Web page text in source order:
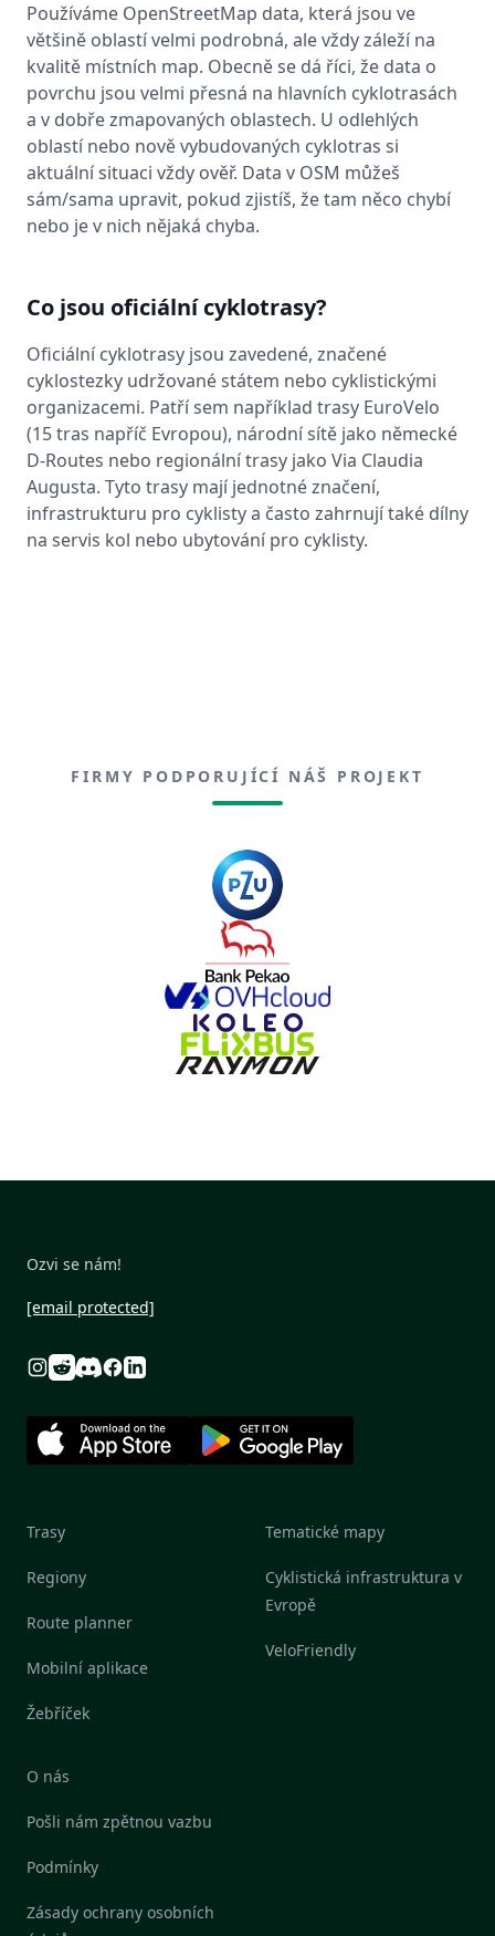
Používáme OpenStreetMap data, která jsou ve
většině oblastí velmi podrobná, ale vždy záleží na
kvalitě místních map. Obecně se dá říci, že data o
povrchu jsou velmi přesná na hlavních cyklotrasách
a v dobře zmapovaných oblastech. U odlehlých
oblastí nebo nově vybudovaných cyklotras si
aktuální situaci vždy ověř. Data v OSM můžeš
sám/sama upravit, pokud zjistíš, že tam něco chybí
nebo je v nich nějaká chyba.
Co jsou oficiální cyklotrasy?
Oficiální cyklotrasy jsou zavedené, značené
cyklostezky udržované státem nebo cyklistickými
organizacemi. Patří sem například trasy EuroVelo
(15 tras napříč Evropou), národní sítě jako německé
D-Routes nebo regionální trasy jako Via Claudia
Augusta. Tyto trasy mají jednotné značení,
infrastrukturu pro cyklisty a často zahrnují také dílny
na servis kol nebo ubytování pro cyklisty.
FIRMY PODPORUJÍCÍ NÁŠ PROJEKT
Ozvi se nám!
[email protected]
Instagram
RedditDiscord
Facebook
Linkedin
Trasy
Regiony
Route planner
Mobilní aplikace
Žebříček
Tematické mapy
Cyklistická infrastruktura v
Evropě
VeloFriendly
O nás
Pošli nám zpětnou vazbu
Podmínky
Zásady ochrany osobních